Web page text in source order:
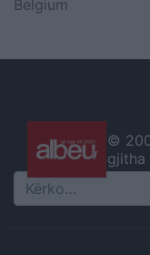
Belgium
©
gjitha
Search